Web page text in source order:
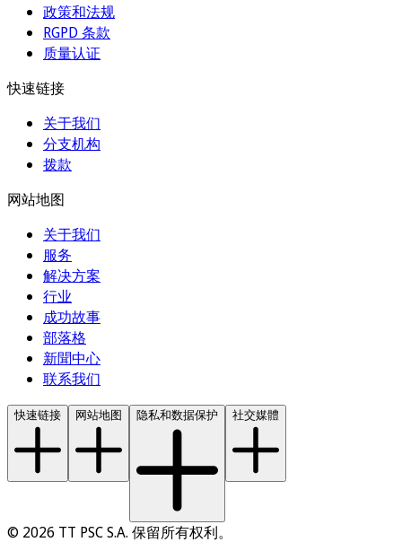
政策和法规
RGPD 条款
质量认证
快速链接
关于我们
分支机构
拨款
网站地图
关于我们
服务
解决方案
行业
成功故事
部落格
新聞中心
联系我们
快速链接 网站地图 隐私和数据保护 社交媒體
© 2026 TT PSC S.A. 保留所有权利。